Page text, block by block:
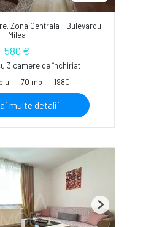
Zona Centrala - Bulevardul
Milea
580 €
3 camere de închiriat
70 mp 1980
multe detalii
Next